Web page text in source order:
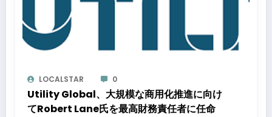
LOCALSTAR 0
Utility Global、大規模な商用化推進に向け
てRobert Lane氏を最高財務責任者に任命